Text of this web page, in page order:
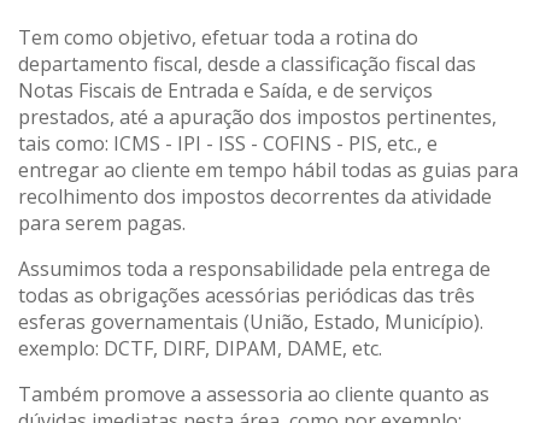
Tem como objetivo, efetuar toda a rotina do
departamento fiscal, desde a classificação fiscal das
Notas Fiscais de Entrada e Saída, e de serviços
prestados, até a apuração dos impostos pertinentes,
tais como: ICMS - IPI - ISS - COFINS - PIS, etc., e
entregar ao cliente em tempo hábil todas as guias para
recolhimento dos impostos decorrentes da atividade
para serem pagas.
Assumimos toda a responsabilidade pela entrega de
todas as obrigações acessórias periódicas das três
esferas governamentais (União, Estado, Município).
exemplo: DCTF, DIRF, DIPAM, DAME, etc.
Também promove a assessoria ao cliente quanto as